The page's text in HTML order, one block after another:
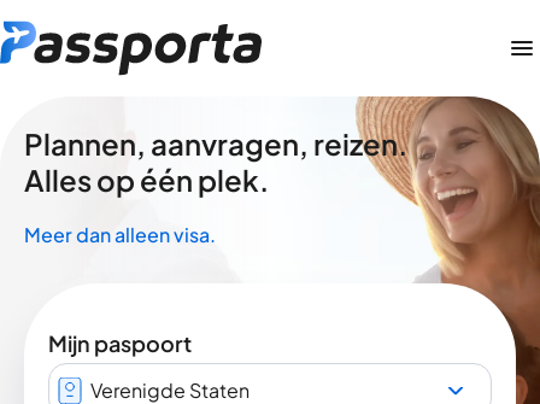
Plannen, aanvragen, reizen.
Alles op één plek.
Meer dan alleen visa.
Mijn paspoort
Verenigde Staten